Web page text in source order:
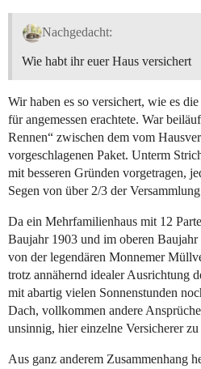
Nachgedacht:
Wie habt ihr euer Haus versichert
Wir haben es so versichert, wie es
für angemessen erachtete. War
Rennen“ zwischen dem vom
vorgeschlagenen Paket. Unterm
mit besseren Gründen vorgetragen,
Segen von über 2/3 der
Da ein Mehrfamilienhaus mit 12
Baujahr 1903 und im oberen
von der legendären Monnemer
trotz annähernd idealer Ausrichtung
mit abartig vielen Sonnenstunden
Dach, vollkommen andere
unsinnig, hier einzelne Versicherer zu
Aus ganz anderem Zusammenhang